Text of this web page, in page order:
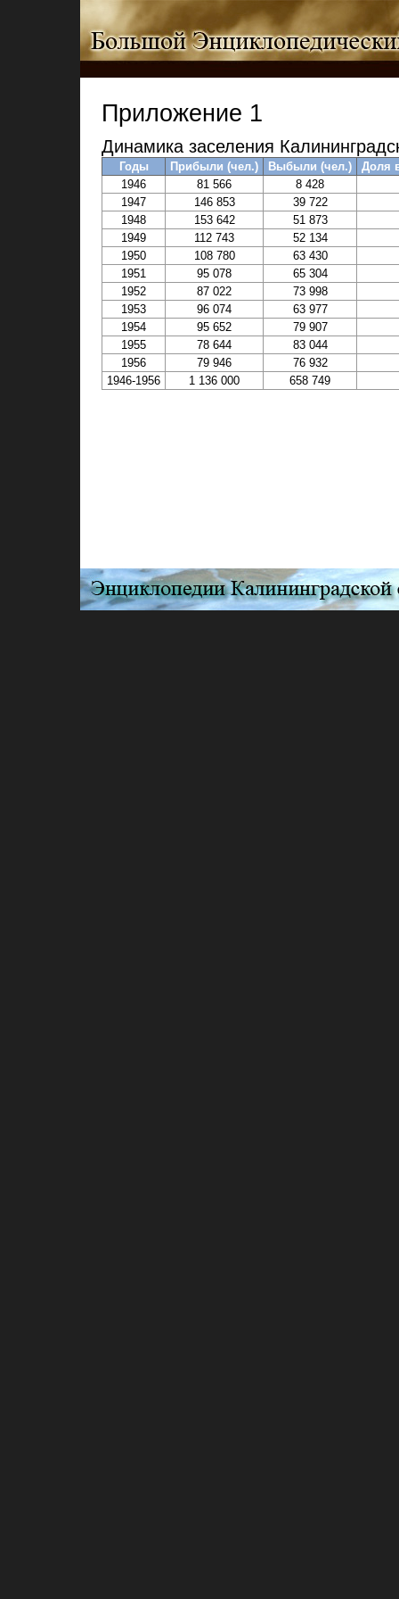
Приложение 1
Динамика заселения
Годы Прибыли (чел.) Выбыли (чел.)
Доля
1946
81 566
8 428
1947
146 853
39 722
1948
153 642
51 873
1949
112 743
52 134
1950
108 780
63 430
1951
95 078
65 304
1952
87 022
73 998
1953
96 074
63 977
1954
95 652
79 907
1955
78 644
83 044
1956
79 946
76 932
1946-1956
1 136 000 658 749